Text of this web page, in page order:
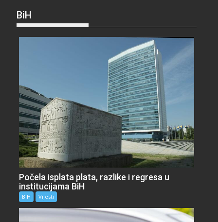
BiH
Počela isplata plata, razlike i regresa u
institucijama BiH
BiH Vijesti